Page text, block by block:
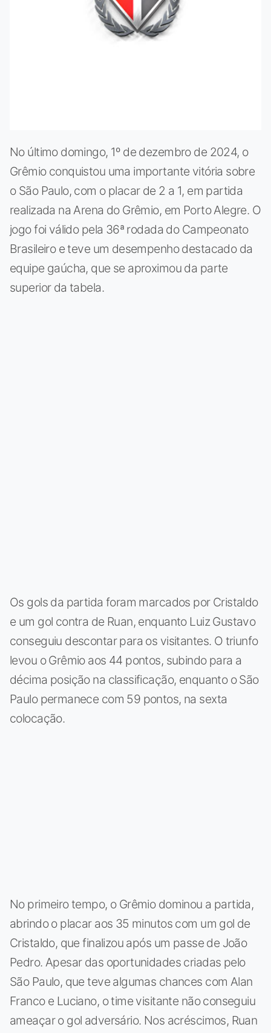
No último domingo, 1º de dezembro de 2024, o
Grêmio conquistou uma importante vitória sobre
o São Paulo, com o placar de 2 a 1, em partida
realizada na Arena do Grêmio, em Porto Alegre. O
jogo foi válido pela 36ª rodada do Campeonato
Brasileiro e teve um desempenho destacado da
equipe gaúcha, que se aproximou da parte
superior da tabela.
Os gols da partida foram marcados por Cristaldo
e um gol contra de Ruan, enquanto Luiz Gustavo
conseguiu descontar para os visitantes. O triunfo
levou o Grêmio aos 44 pontos, subindo para a
décima posição na classificação, enquanto o São
Paulo permanece com 59 pontos, na sexta
colocação.
No primeiro tempo, o Grêmio dominou a partida,
abrindo o placar aos 35 minutos com um gol de
Cristaldo, que finalizou após um passe de João
Pedro. Apesar das oportunidades criadas pelo
São Paulo, que teve algumas chances com Alan
Franco e Luciano, o time visitante não conseguiu
ameaçar o gol adversário. Nos acréscimos, Ruan